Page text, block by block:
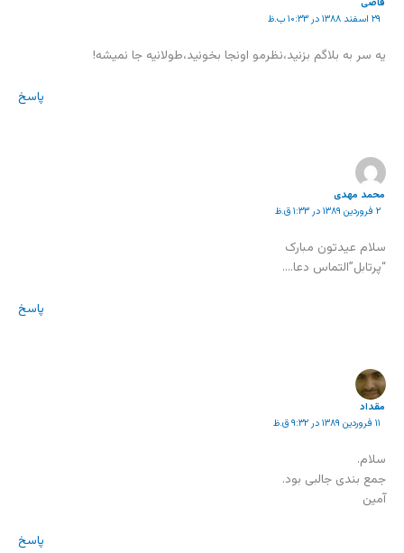
قاضی
۲۹ اسفند ۱۳۸۸ در ۱۰:۳۳ ب.ظ
یه سر به بلاگم بزنید،نظرمو اونجا بخونید،طولانیه جا نمیشه!
پاسخ
محمد مهدی
۲ فروردین ۱۳۸۹ در ۱:۳۳ ق.ظ
سلام عیدتون مبارک
“پرتابل”التماس دعا….
پاسخ
مقداد
۱۱ فروردین ۱۳۸۹ در ۹:۳۲ ق.ظ
سلام.
جمع بندی جالبی بود.
آمین
پاسخ